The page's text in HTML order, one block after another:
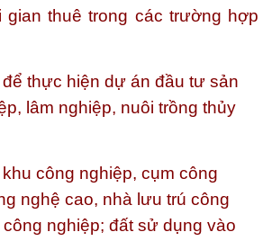
gian thuê trong các trường hợp
thực hiện dự án đầu tư sản
lâm nghiệp, nuôi trồng thủy
công nghiệp, cụm công
nghệ cao, nhà lưu trú công
nghiệp; đất sử dụng vào